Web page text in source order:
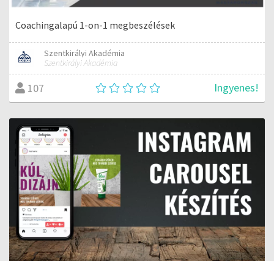
Coachingalapú 1-on-1 megbeszélések
Szentkirályi Akadémia
Szentkirályi Akadémia
107 Ingyenes!